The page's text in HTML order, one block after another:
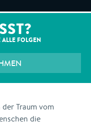
ALLE FOLGEN
Traum vom
die